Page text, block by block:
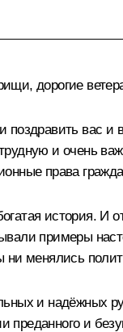
дорогие
поздравить вас и
и очень
права
история. И
примеры
ни менялись
и надёжных
и